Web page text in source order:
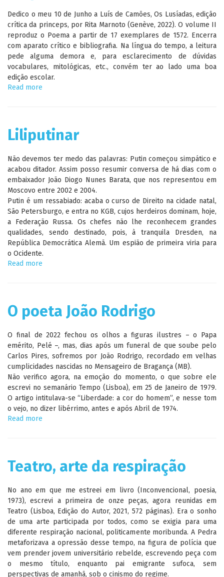
Dedico o meu 10 de Junho a Luís de Camões, Os Lusíadas, edição
crítica da princeps, por Rita Marnoto (Genève, 2022). O volume II
reproduz o Poema a partir de 17 exemplares de 1572. Encerra
com aparato crítico e bibliografia. Na língua do tempo, a leitura
pede alguma demora e, para esclarecimento de dúvidas
vocabulares, mitológicas, etc., convém ter ao lado uma boa
edição escolar.
Read more
Lusíadas
Liliputinar
Não devemos ter medo das palavras: Putin começou simpático e
acabou ditador. Assim posso resumir conversa de há dias com o
embaixador João Diogo Nunes Barata, que nos representou em
Moscovo entre 2002 e 2004.
Putin é um ressabiado: acaba o curso de Direito na cidade natal,
São Petersburgo, e entra no KGB, cujos herdeiros dominam, hoje,
a Federação Russa. Os chefes não lhe reconhecem grandes
qualidades, sendo destinado, pois, à tranquila Dresden, na
República Democrática Alemã. Um espião de primeira viria para
o Ocidente.
Read more
O poeta João Rodrigo
O final de 2022 fechou os olhos a figuras ilustres – o Papa
emérito, Pelé –, mas, dias após um funeral de que soube pelo
Carlos Pires, sofremos por João Rodrigo, recordado em velhas
cumplicidades nascidas no Mensageiro de Bragança (MB).
Não verifico agora, na emoção do momento, o que sobre ele
escrevi no semanário Tempo (Lisboa), em 25 de Janeiro de 1979.
O artigo intitulava-se “Liberdade: a cor do homem”, e nesse tom
o vejo, no dizer libérrimo, antes e após Abril de 1974.
Read more
Teatro, arte da respiração
No ano em que me estreei em livro (Inconvencional, poesia,
1973), escrevi a primeira de onze peças, agora reunidas em
Teatro (Lisboa, Edição do Autor, 2021, 572 páginas). Era o sonho
de uma arte participada por todos, como se exigia para uma
diferente respiração nacional, politicamente moribunda. A Pedra
metaforizava a opressão desse tempo, na figura de polícia que
vem prender jovem universitário rebelde, escrevendo peça com
o mesmo título, enquanto pai emigrante sufoca, sem
perspectivas de amanhã, sob o cinismo do regime.